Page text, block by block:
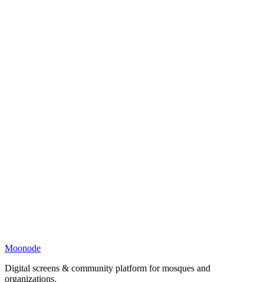
Moonode
Digital screens & community platform for mosques and
organizations.